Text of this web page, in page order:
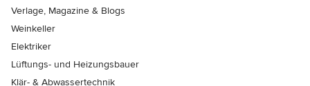
Verlage, Magazine & Blogs
Weinkeller
Elektriker
Lüftungs- und Heizungsbauer
Klär- & Abwassertechnik